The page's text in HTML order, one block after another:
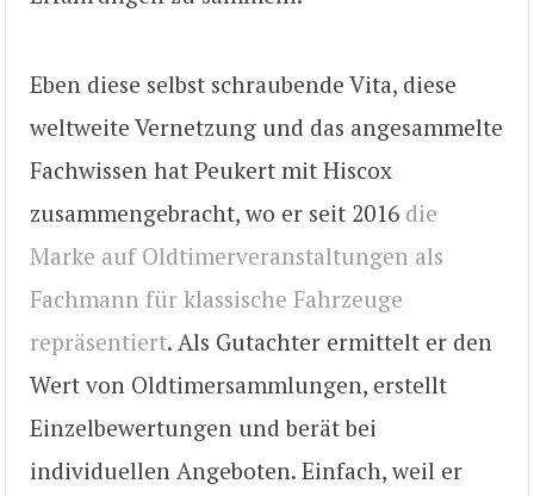
Eben diese selbst schraubende Vita, diese
weltweite Vernetzung und das angesammelte
Fachwissen hat Peukert mit Hiscox
zusammengebracht, wo er seit 2016 die
Marke auf Oldtimerveranstaltungen als
Fachmann für klassische Fahrzeuge
repräsentiert. Als Gutachter ermittelt er den
Wert von Oldtimersammlungen, erstellt
Einzelbewertungen und berät bei
individuellen Angeboten. Einfach, weil er